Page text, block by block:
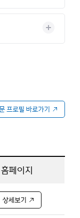
프로필 바로가기
홈페이지
상세보기